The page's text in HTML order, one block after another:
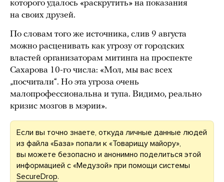
которого удалось «раскрутить» на показания
на своих друзей.
По словам того же источника, слив 9 августа
можно расценивать как угрозу от городских
властей организаторам митинга на проспекте
Сахарова 10-го числа: «Мол, мы вас всех
„посчитали“. Но эта угроза очень
малопрофессиональна и тупа. Видимо, реально
кризис мозгов в мэрии».
Если вы точно знаете, откуда личные данные людей
из файла «База» попали к «Товарищу майору»,
вы можете безопасно и анонимно поделиться этой
информацией с «Медузой» при помощи системы
SecureDrop.